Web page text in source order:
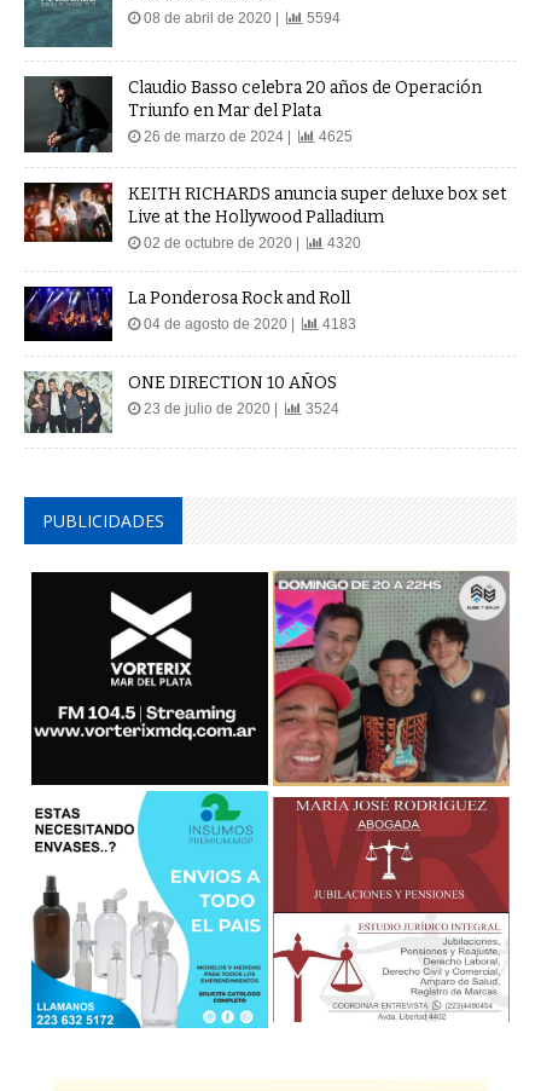
08 de abril de 2020 | 5594
Claudio Basso celebra 20 años de Operación
Triunfo en Mar del Plata
26 de marzo de 2024 | 4625
KEITH RICHARDS anuncia super deluxe box set
Live at the Hollywood Palladium
02 de octubre de 2020 | 4320
La Ponderosa Rock and Roll
04 de agosto de 2020 | 4183
ONE DIRECTION 10 AÑOS
23 de julio de 2020 | 3524
PUBLICIDADES